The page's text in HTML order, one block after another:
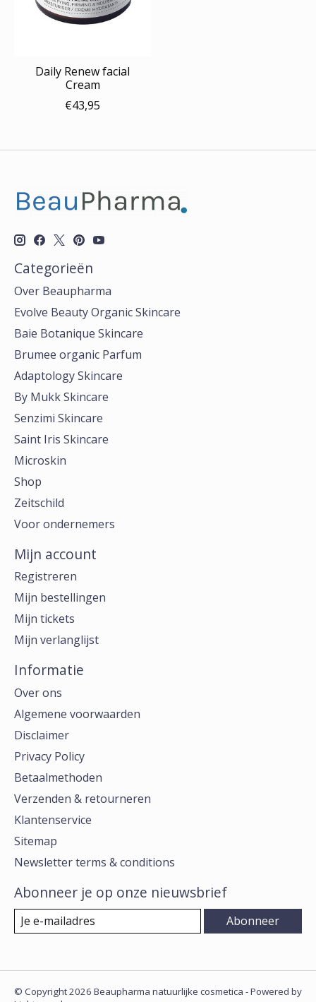
Daily Renew facial
Cream
€43,95
Categorieën
Over Beaupharma
Evolve Beauty Organic Skincare
Baie Botanique Skincare
Brumee organic Parfum
Adaptology Skincare
By Mukk Skincare
Senzimi Skincare
Saint Iris Skincare
Microskin
Shop
Zeitschild
Voor ondernemers
Mijn account
Registreren
Mijn bestellingen
Mijn tickets
Mijn verlanglijst
Informatie
Over ons
Algemene voorwaarden
Disclaimer
Privacy Policy
Betaalmethoden
Verzenden & retourneren
Klantenservice
Sitemap
Newsletter terms & conditions
Abonneer je op onze nieuwsbrief
Abonneer
© Copyright 2026 Beaupharma natuurlijke cosmetica - Powered by